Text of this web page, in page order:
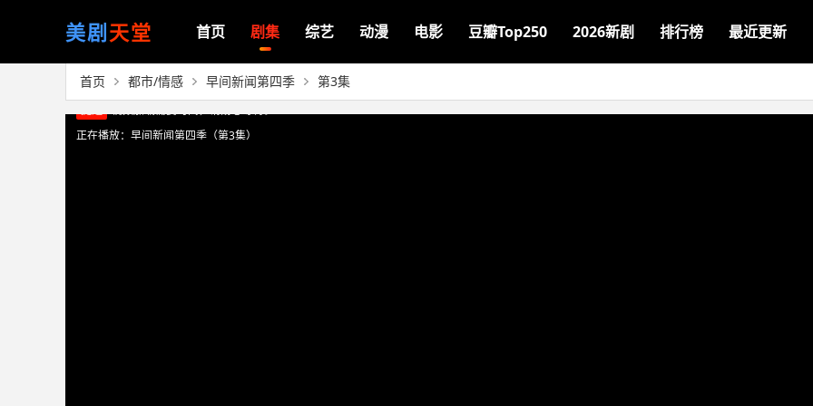
美剧天堂 首页 剧集 综艺 动漫 电影 豆瓣Top250 2026新剧 排行榜 最近更新
首页 都市/情感 早间新闻第四季 第3集
正在播放：早间新闻第四季（第3集）